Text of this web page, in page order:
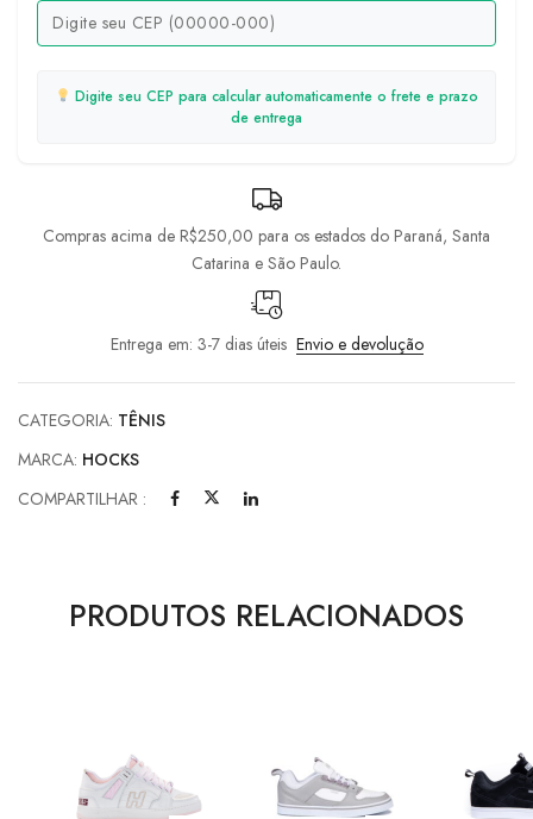
Digite seu CEP para calcular automaticamente o frete e prazo
de entrega
Compras acima de R$250,00 para os estados do Paraná, Santa
Catarina e São Paulo.
Entrega em: 3-7 dias úteis Envio e devolução
CATEGORIA: TÊNIS
MARCA: HOCKS
COMPARTILHAR :
PRODUTOS RELACIONADOS